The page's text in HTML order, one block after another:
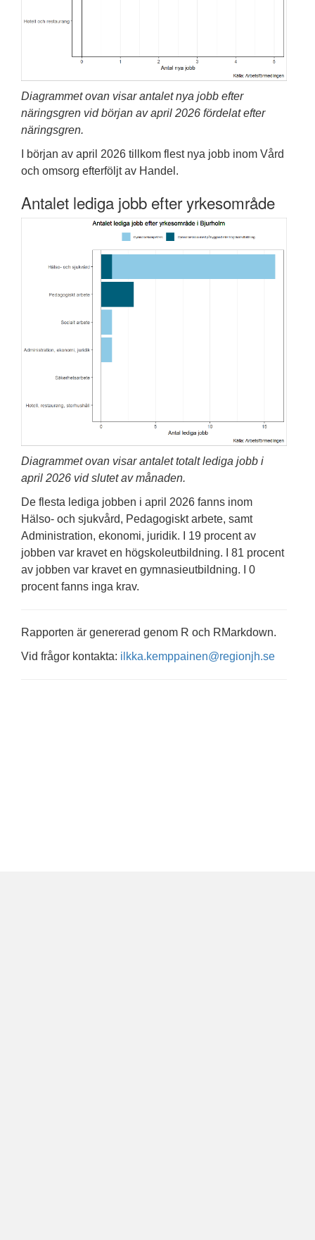
Diagrammet ovan visar antalet nya jobb efter
näringsgren vid början av april 2026 fördelat efter
näringsgren.
I början av april 2026 tillkom flest nya jobb inom Vård
och omsorg efterföljt av Handel.
Antalet lediga jobb efter yrkesområde
Diagrammet ovan visar antalet totalt lediga jobb i
april 2026 vid slutet av månaden.
De flesta lediga jobben i april 2026 fanns inom
Hälso- och sjukvård, Pedagogiskt arbete, samt
Administration, ekonomi, juridik. I 19 procent av
jobben var kravet en högskoleutbildning. I 81 procent
av jobben var kravet en gymnasieutbildning. I 0
procent fanns inga krav.
Rapporten är genererad genom R och RMarkdown.
Vid frågor kontakta: ilkka.kemppainen@regionjh.se